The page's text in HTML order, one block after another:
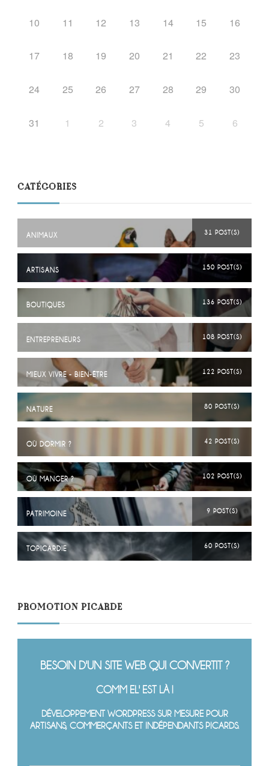
10 11 12 13 14 15 16
17 18 19 20 21 22 23
24 25 26 27 28 29 30
31 1 2 3 4 5 6
CATÉGORIES
ANIMAUX 31 POST(S)
ARTISANS 150 POST(S)
BOUTIQUES 136 POST(S)
ENTREPRENEURS 108 POST(S)
MIEUX VIVRE - BIEN-ÊTRE 122 POST(S)
NATURE 80 POST(S)
OÙ DORMIR ? 42 POST(S)
OÙ MANGER ? 102 POST(S)
PATRIMOINE 9 POST(S)
TOPICARDIE 60 POST(S)
PROMOTION PICARDE
BESOIN D'UN SITE WEB QUI CONVERTIT ?
COMM EL' EST LÀ !
DÉVELOPPEMENT WORDPRESS SUR MESURE POUR
ARTISANS, COMMERÇANTS ET INDÉPENDANTS PICARDS.